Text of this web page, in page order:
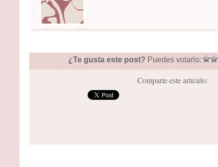
¿Te gusta este post? Puedes votarlo:
Comparte este artículo: